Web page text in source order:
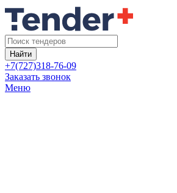
Найти
+7(727)318-76-09
Заказать звонок
Меню